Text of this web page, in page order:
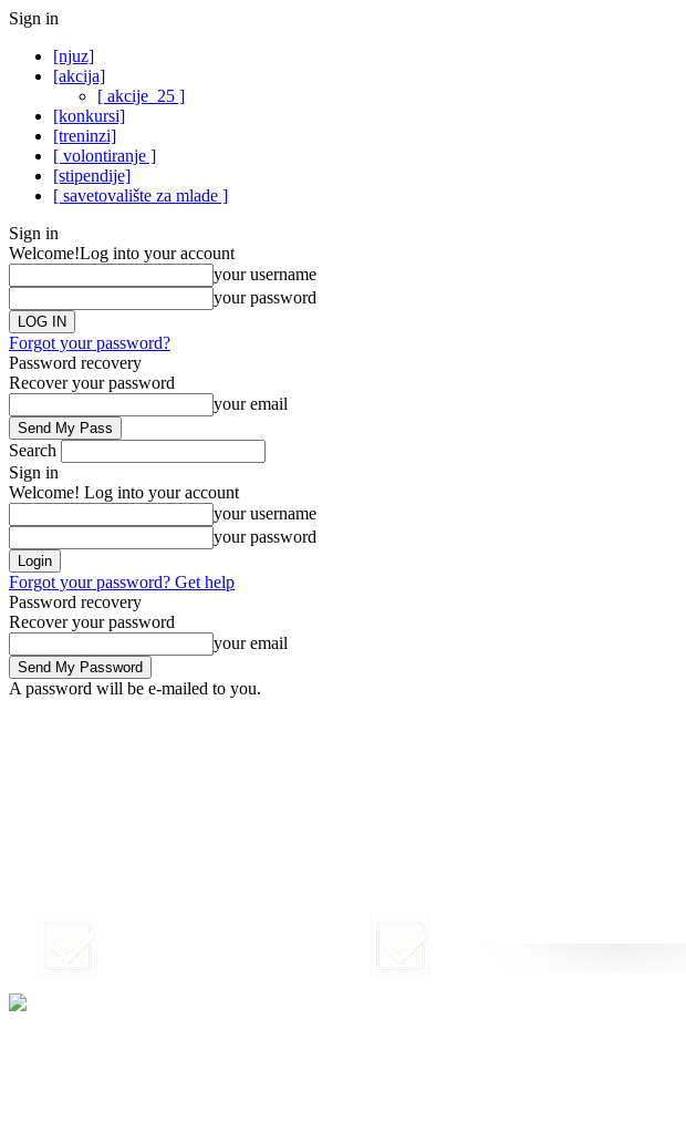
Sign in
[njuz]
[akcija]
[ akcije_25 ]
[konkursi]
[treninzi]
[ volontiranje ]
[stipendije]
[ savetovalište za mlade ]
Sign in
Welcome!Log into your account
your username
your password
Forgot your password?
Password recovery
Recover your password
your email
Search
Sign in
Welcome! Log into your account
your username
your password
Forgot your password? Get help
Password recovery
Recover your password
your email
A password will be e-mailed to you.